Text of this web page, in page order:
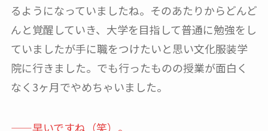
るようになっていましたね。そのあたりからどんど
んと覚醒していき、大学を目指して普通に勉強をし
ていましたが手に職をつけたいと思い文化服装学
院に行きました。でも行ったものの授業が面白く
なく3ヶ月でやめちゃいました。
——早いですね（笑）。